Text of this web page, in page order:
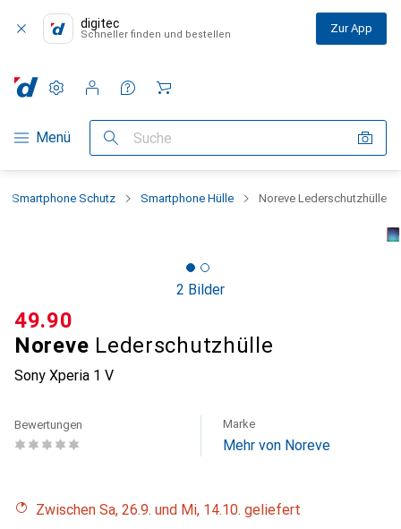
digitec
Schneller finden und bestellen Zur App
Navigation nach Kategorien
Menü Suche
Einstellungen
Kundenkonto
Vergleichslisten
Merklisten
Warenkorb
Smartphone Schutz Smartphone Hülle Noreve Lederschutzhülle
2 Bilder
Noreve Lederschutzhülle
Sony Xperia 1 V
CHF
49.90
Bewertungen Marke
Mehr von Noreve
Zwischen Sa, 26.9. und Mi, 14.10. geliefert